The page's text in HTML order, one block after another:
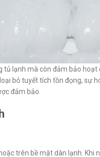
lạnh mà còn đảm bảo
bỏ tuyết tích tồn đọng, sự
đảm bảo.
trên bề mặt dàn lạnh.